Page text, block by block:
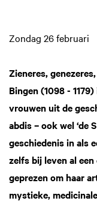
Zondag 26 februari
Zieneres,
Bingen (1098 -
vrouwen uit de
abdis – ook wel ‘de
geschiedenis in als
zelfs bij leven al
geprezen om haar
mystieke,